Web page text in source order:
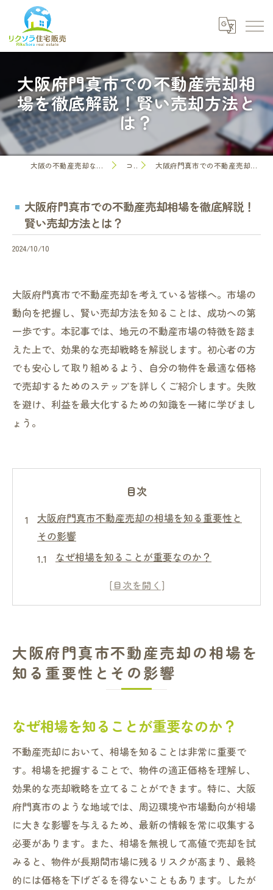
大阪府門真市での不動産売却相
場を徹底解説！賢い売却方法と
は？
大阪の不動産売却なら株式会社リクソラ住宅販売 コラム 大阪府門真市での不動産売却相場を徹底解説！賢い売却方法とは？
大阪府門真市での不動産売却相場を徹底解説！
賢い売却方法とは？
2024/10/10
大阪府門真市で不動産売却を考えている皆様へ。市場の
動向を把握し、賢い売却方法を知ることは、成功への第
一歩です。本記事では、地元の不動産市場の特徴を踏ま
えた上で、効果的な売却戦略を解説します。初心者の方
でも安心して取り組めるよう、自分の物件を最適な価格
で売却するためのステップを詳しくご紹介します。失敗
を避け、利益を最大化するための知識を一緒に学びまし
ょう。
目次
大阪府門真市不動産売却の相場を知る重要性と
その影響
なぜ相場を知ることが重要なのか？
相場が売却価格に与える影響とは
相場理解がもたらす売却活動への利点
門真市での不動産売却成功のために市場動向を
市場動向を把握するための情報収集術
不動産売却における経済指標の理解
地域の需要と供給のバランスを見極める
競合物件との差別化を図るための分析
不動産エージェントから得られる価値ある
知識
不動産売却初心者でも安心！門真市での賢い売
却戦略とは
大阪府門真市不動産売却の相場を
知る重要性とその影響
なぜ相場を知ることが重要なのか？
不動産売却において、相場を知ることは非常に重要で
す。相場を把握することで、物件の適正価格を理解し、
効果的な売却戦略を立てることができます。特に、大阪
府門真市のような地域では、周辺環境や市場動向が相場
に大きな影響を与えるため、最新の情報を常に収集する
必要があります。また、相場を無視して高値で売却を試
みると、物件が長期間市場に残るリスクが高まり、最終
的には価格を下げざるを得ないこともあります。したが